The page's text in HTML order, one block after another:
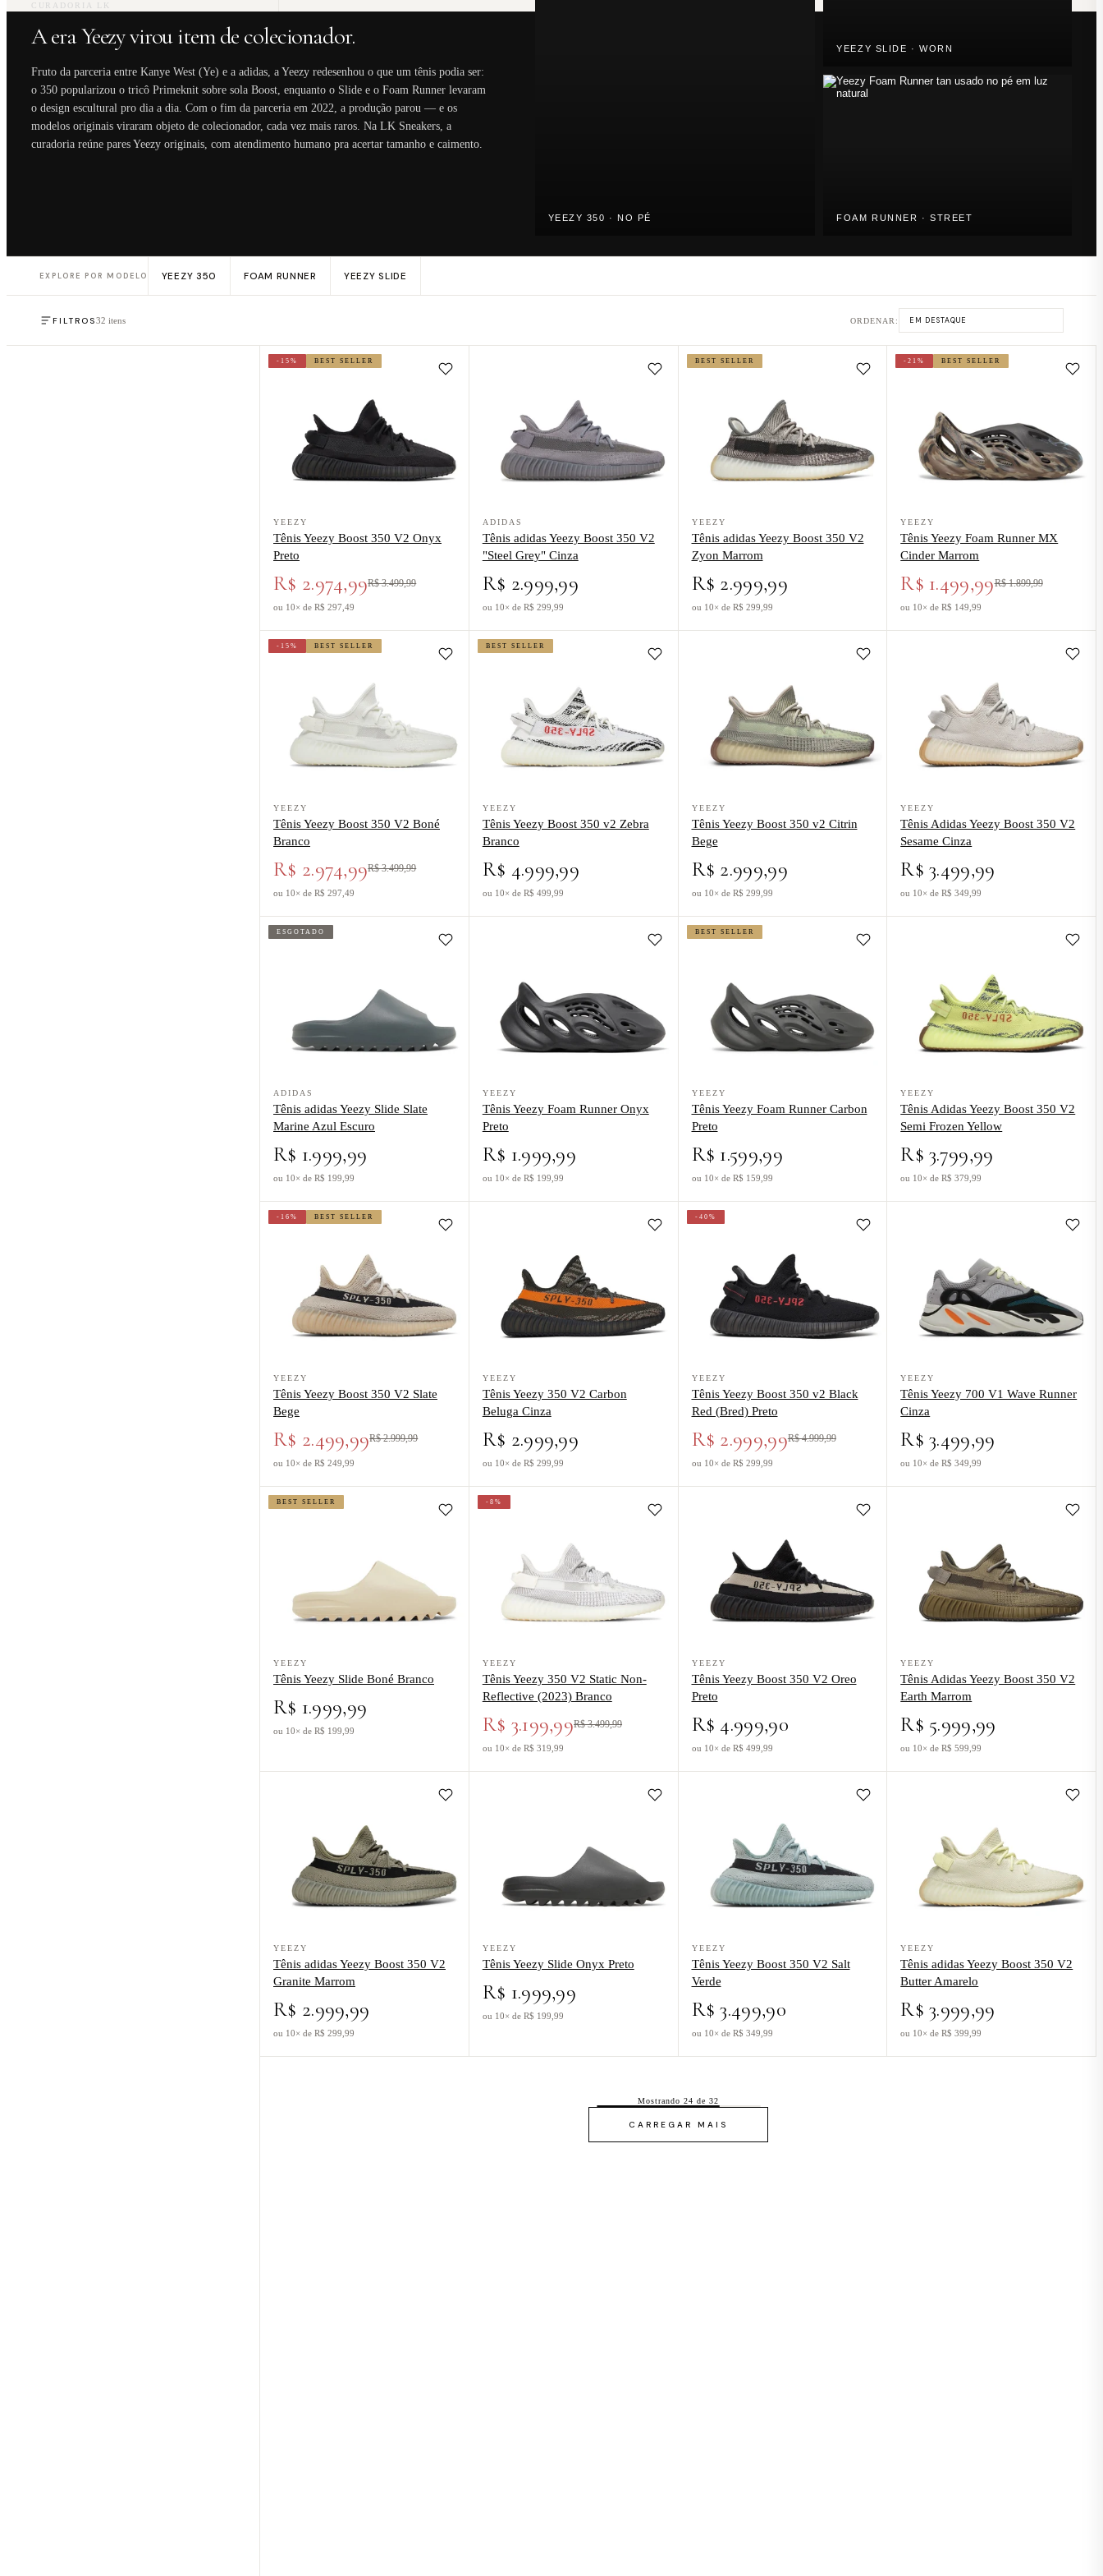
CURADORIA LK
A era Yeezy virou item de colecionador.
Fruto da parceria entre Kanye West (Ye) e a adidas, a Yeezy redesenhou o que um tênis podia ser:
o 350 popularizou o tricô Primeknit sobre sola Boost, enquanto o Slide e o Foam Runner levaram
o design escultural pro dia a dia. Com o fim da parceria em 2022, a produção parou — e os
modelos originais viraram objeto de colecionador, cada vez mais raros. Na LK Sneakers, a
curadoria reúne pares Yeezy originais, com atendimento humano pra acertar tamanho e caimento.
YEEZY 350 · NO PÉ
YEEZY SLIDE · WORN
FOAM RUNNER · STREET
EXPLORE POR MODELO YEEZY 350 FOAM RUNNER YEEZY SLIDE
FILTROS32 itens ORDENAR:
-15% BEST SELLER
YEEZY
Tênis Yeezy Boost 350 V2 Onyx
Preto
R$ 2.974,99R$ 3.499,99
ou 10× de R$ 297,49
ADIDAS
Tênis adidas Yeezy Boost 350 V2
"Steel Grey" Cinza
R$ 2.999,99
ou 10× de R$ 299,99
BEST SELLER
YEEZY
Tênis adidas Yeezy Boost 350 V2
Zyon Marrom
R$ 2.999,99
ou 10× de R$ 299,99
-21% BEST SELLER
YEEZY
Tênis Yeezy Foam Runner MX
Cinder Marrom
R$ 1.499,99R$ 1.899,99
ou 10× de R$ 149,99
-15% BEST SELLER
YEEZY
Tênis Yeezy Boost 350 V2 Boné
Branco
R$ 2.974,99R$ 3.499,99
ou 10× de R$ 297,49
BEST SELLER
YEEZY
Tênis Yeezy Boost 350 v2 Zebra
Branco
R$ 4.999,99
ou 10× de R$ 499,99
YEEZY
Tênis Yeezy Boost 350 v2 Citrin
Bege
R$ 2.999,99
ou 10× de R$ 299,99
YEEZY
Tênis Adidas Yeezy Boost 350 V2
Sesame Cinza
R$ 3.499,99
ou 10× de R$ 349,99
ESGOTADO
ADIDAS
Tênis adidas Yeezy Slide Slate
Marine Azul Escuro
R$ 1.999,99
ou 10× de R$ 199,99
YEEZY
Tênis Yeezy Foam Runner Onyx
Preto
R$ 1.999,99
ou 10× de R$ 199,99
BEST SELLER
YEEZY
Tênis Yeezy Foam Runner Carbon
Preto
R$ 1.599,99
ou 10× de R$ 159,99
YEEZY
Tênis Adidas Yeezy Boost 350 V2
Semi Frozen Yellow
R$ 3.799,99
ou 10× de R$ 379,99
-16% BEST SELLER
YEEZY
Tênis Yeezy Boost 350 V2 Slate
Bege
R$ 2.499,99R$ 2.999,99
ou 10× de R$ 249,99
YEEZY
Tênis Yeezy 350 V2 Carbon
Beluga Cinza
R$ 2.999,99
ou 10× de R$ 299,99
-40%
YEEZY
Tênis Yeezy Boost 350 v2 Black
Red (Bred) Preto
R$ 2.999,99R$ 4.999,99
ou 10× de R$ 299,99
YEEZY
Tênis Yeezy 700 V1 Wave Runner
Cinza
R$ 3.499,99
ou 10× de R$ 349,99
BEST SELLER
YEEZY
Tênis Yeezy Slide Boné Branco
R$ 1.999,99
ou 10× de R$ 199,99
-8%
YEEZY
Tênis Yeezy 350 V2 Static Non-
Reflective (2023) Branco
R$ 3.199,99R$ 3.499,99
ou 10× de R$ 319,99
YEEZY
Tênis Yeezy Boost 350 V2 Oreo
Preto
R$ 4.999,90
ou 10× de R$ 499,99
YEEZY
Tênis Adidas Yeezy Boost 350 V2
Earth Marrom
R$ 5.999,99
ou 10× de R$ 599,99
YEEZY
Tênis adidas Yeezy Boost 350 V2
Granite Marrom
R$ 2.999,99
ou 10× de R$ 299,99
YEEZY
Tênis Yeezy Slide Onyx Preto
R$ 1.999,99
ou 10× de R$ 199,99
YEEZY
Tênis Yeezy Boost 350 V2 Salt
Verde
R$ 3.499,90
ou 10× de R$ 349,99
YEEZY
Tênis adidas Yeezy Boost 350 V2
Butter Amarelo
R$ 3.999,99
ou 10× de R$ 399,99
Mostrando 24 de 32
CARREGAR MAIS